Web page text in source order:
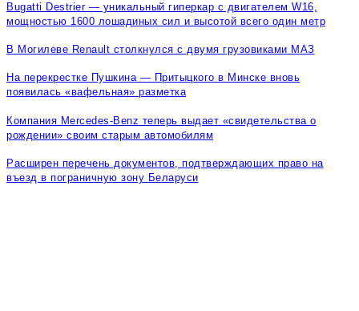
Bugatti Destrier — уникальный гиперкар с двигателем W16,
мощностью 1600 лошадиных сил и высотой всего один метр
В Могилеве Renault столкнулся с двумя грузовиками МАЗ
На перекрестке Пушкина — Притыцкого в Минске вновь
появилась «вафельная» разметка
Компания Mercedes-Benz теперь выдает «свидетельства о
рождении» своим старым автомобилям
Расширен перечень документов, подтверждающих право на
въезд в пограничную зону Беларуси